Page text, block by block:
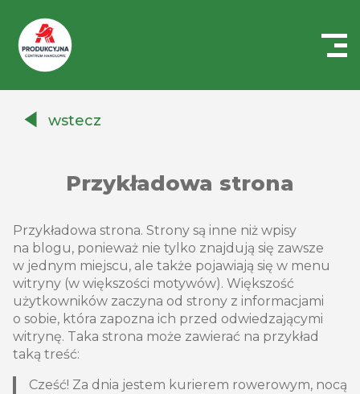
Auchanwstecz
Przykładowa strona
Przykładowa strona. Strony są inne niż wpisy
na blogu, ponieważ nie tylko znajdują się zawsze
w jednym miejscu, ale także pojawiają się w menu
witryny (w większości motywów). Większość
użytkowników zaczyna od strony z informacjami
o sobie, która zapozna ich przed odwiedzającymi
witrynę. Taka strona może zawierać na przykład
taką treść:
Cześć! Za dnia jestem kurierem rowerowym, nocą